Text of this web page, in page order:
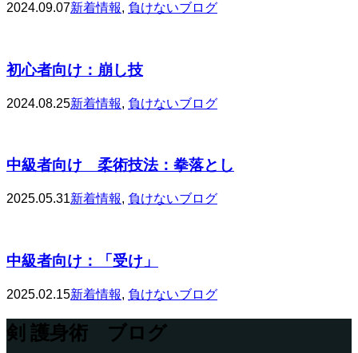
2024.09.07新着情報, 負けないブログ
初心者向け：崩し技
2024.08.25新着情報, 負けないブログ
中級者向け 柔術技法：拳落とし
2025.05.31新着情報, 負けないブログ
中級者向け：「受け」
2025.02.15新着情報, 負けないブログ
剣 護身術 ブログ